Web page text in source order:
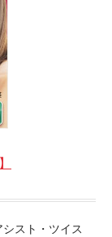
スト・ツイス